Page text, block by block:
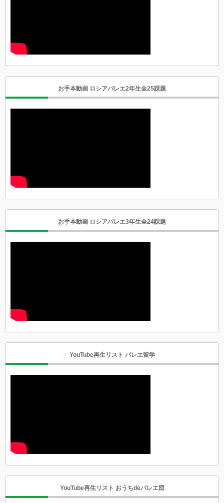
お手本動画 ロシアバレエ2年生全25課題
お手本動画 ロシアバレエ3年生全24課題
YouTube再生リスト バレエ留学
YouTube再生リスト おうちdeバレエ団